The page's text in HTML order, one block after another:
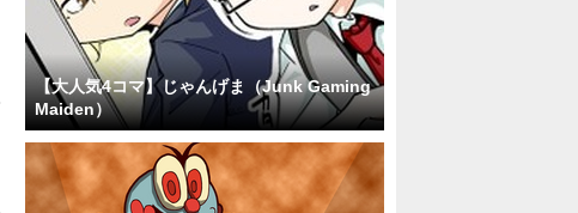
【大人気4コマ】じゃんげま（Junk Gaming
Maiden）